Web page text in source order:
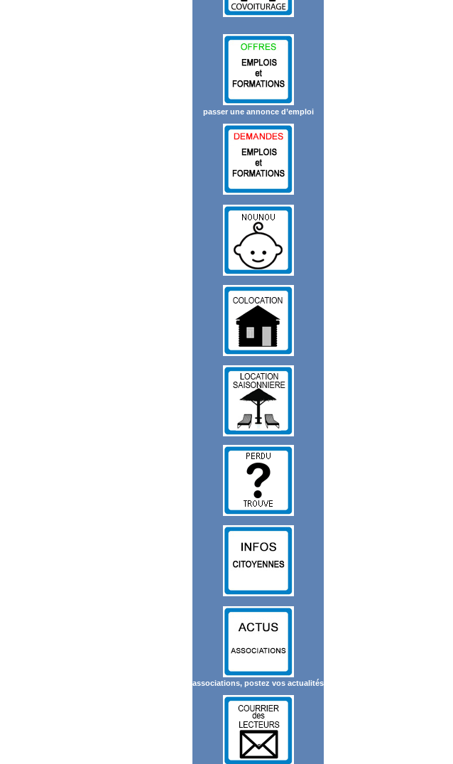
passer une annonce d’emploi
associations, postez vos actualités